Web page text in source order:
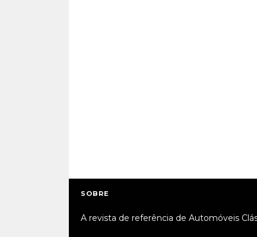
SOBRE
A revista de referência de Automóveis